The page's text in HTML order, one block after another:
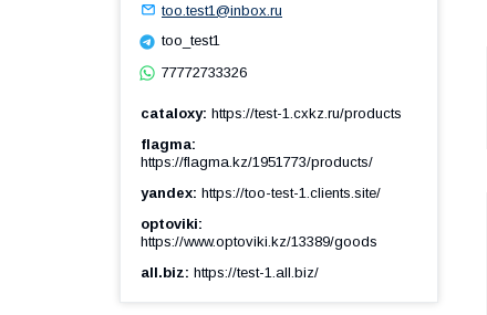
too.test1@inbox.ru
too_test1
77772733326
cataloxy https://test-1.cxkz.ru/products
flagma
https://flagma.kz/1951773/products/
yandex https://too-test-1.clients.site/
optoviki
https://www.optoviki.kz/13389/goods
all.biz https://test-1.all.biz/